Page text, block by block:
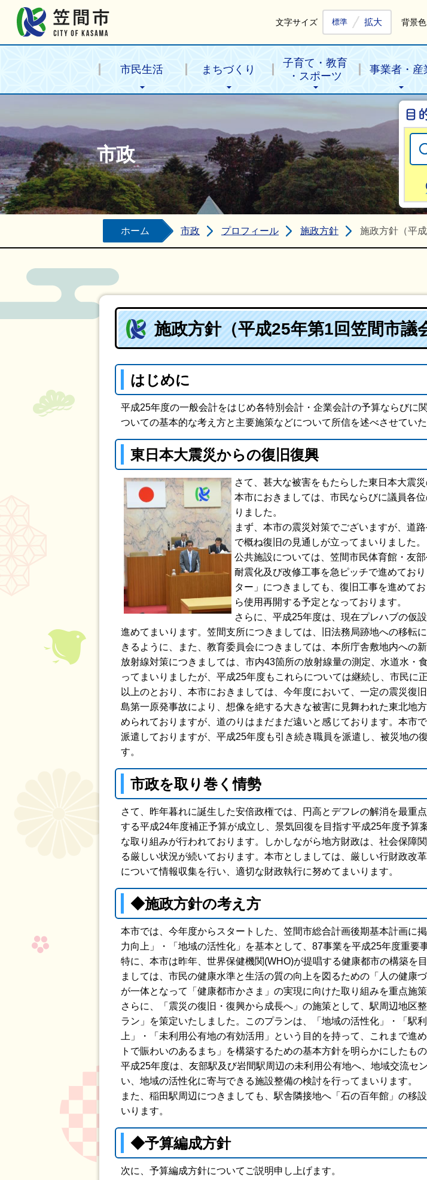
文字サイズ 標準 拡大 背景色
市民生活 まちづくり
子育て・教育
・スポーツ
事業者・産
市政
ホーム 市政 プロフィール 施政方針 施政方針（平
施政方針（平成25年第1回笠間市議
はじめに
平成25年度の一般会計をはじめ各特別会計・企業会計の予算ならびに
ついての基本的な考え方と主要施策などについて所信を述べさせていた
東日本大震災からの復旧復興
さて、甚大な被害をもたらした東日本大震
本市におきましては、市民ならびに議員各
りました。
まず、本市の震災対策でございますが、道
で概ね復旧の見通しが立ってまいりました。
公共施設については、笠間市民体育館・友
耐震化及び改修工事を急ピッチで進めてお
ター」につきましても、復旧工事を進めて
ら使用再開する予定となっております。
さらに、平成25年度は、現在プレハブの仮
進めてまいります。笠間支所につきましては、旧法務局跡地への移転
きるように、また、教育委員会につきましては、本所庁舎敷地内への
放射線対策につきましては、市内43箇所の放射線量の測定、水道水・
ってまいりましたが、平成25年度もこれらについては継続し、市民に
以上のとおり、本市におきましては、今年度において、一定の震災復
島第一原発事故により、想像を絶する大きな被害に見舞われた東北地
められておりますが、道のりはまだまだ遠いと感じております。本市
派遣しておりますが、平成25年度も引き続き職員を派遣し、被災地の
す。
市政を取り巻く情勢
さて、昨年暮れに誕生した安倍政権では、円高とデフレの解消を最重
する平成24年度補正予算が成立し、景気回復を目指す平成25年度予
な取り組みが行われております。しかしながら地方財政は、社会保障
る厳しい状況が続いております。本市としましては、厳しい行財政改
について情報収集を行い、適切な財政執行に努めてまいります。
◆施政方針の考え方
本市では、今年度からスタートした、笠間市総合計画後期基本計画に
力向上」・「地域の活性化」を基本として、87事業を平成25年度重要
特に、本市は昨年、世界保健機関(WHO)が提唱する健康都市の構築を
ましては、市民の健康水準と生活の質の向上を図るための「人の健康
が一体となって「健康都市かさま」の実現に向けた取り組みを重点施
さらに、「震災の復旧・復興から成長へ」の施策として、駅周辺地区
ラン」を策定いたしました。このプランは、「地域の活性化」・「駅
上」・「未利用公有地の有効活用」という目的を持って、これまで進
トで賑わいのあるまち」を構築するための基本方針を明らかにしたも
平成25年度は、友部駅及び岩間駅周辺の未利用公有地へ、地域交流セ
い、地域の活性化に寄与できる施設整備の検討を行ってまいります。
また、稲田駅周辺につきましても、駅舎隣接地へ「石の百年館」の移
いります。
◆予算編成方針
次に、予算編成方針についてご説明申し上げます。